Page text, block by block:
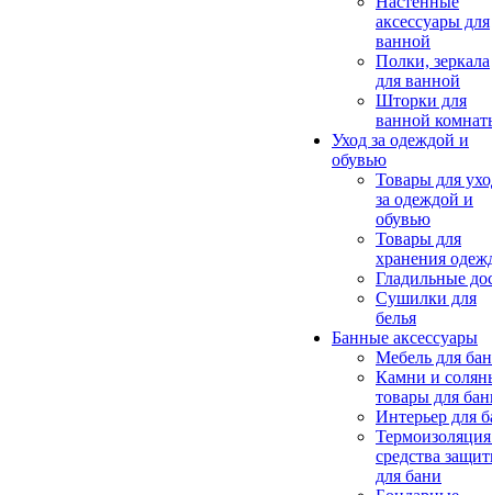
аксессуары для
ванной
Полки, зеркала
для ванной
Шторки для
ванной
Уход за одеждой и
обувью
Товары для
за одеждой и
обувью
Товары для
хранения
Гладильные
Сушилки для
белья
Банные аксессуары
Мебель для
Камни и
товары для
Интерьер для
средства
для бани